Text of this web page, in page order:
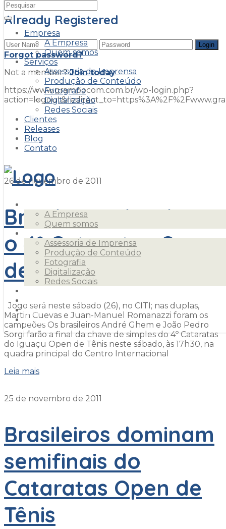
Empresa
A Empresa
Quem somos
Serviços
Assessoria de Imprensa
Produção de Conteúdo
Fotografia
Digitalização
Redes Sociais
Clientes
Releases
Blog
Contato
A Empresa
Quem somos
Assessoria de Imprensa
Produção de Conteúdo
Fotografia
Digitalização
Redes Sociais
Releases
Blog
Contato
Already Registered
Forgot password?
Not a member?Join today
https://www.grampocom.com.br/wp-login.php?
Tênis
26 de novembro de 2011
Brasileiros decidem
o 4º Cataratas Open
de Tênis
Jogo será neste sábado (26), no CITI; nas duplas,
Martin Cuevas e Juan-Manuel Romanazzi foram os
campeões Os brasileiros André Ghem e João Pedro
Sorgi farão a final da chave de simples do 4º Cataratas
do Iguaçu Open de Tênis neste sábado, às 17h30, na
quadra principal do Centro Internacional
Leia mais
25 de novembro de 2011
Brasileiros dominam
semifinais do
Cataratas Open de
Tênis